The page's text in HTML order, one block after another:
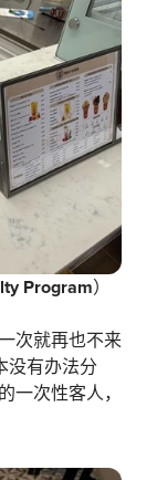
Program）
次就再也不来
没有办法分
一次性客人，